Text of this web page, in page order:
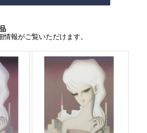
報がご覧いただけます。